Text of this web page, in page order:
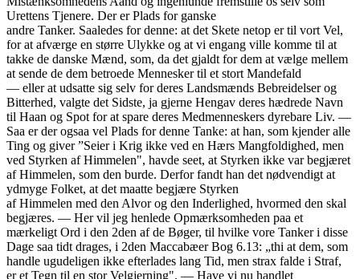
Urettens Tjenere. Der er Plads for ganske
andre Tanker. Saaledes for denne: at det Skete netop er til vort Vel,
for at afværge en større Ulykke og at vi engang ville komme til at
takke de danske Mænd, som, da det gjaldt for dem at vælge mellem
at sende de dem betroede Mennesker til et stort Mandefald
— eller at udsatte sig selv for deres Landsmænds Bebreidelser og
Bitterhed, valgte det Sidste, ja gjerne Hengav deres hædrede Navn
til Haan og Spot for at spare deres Medmenneskers dyrebare Liv. —
Saa er der ogsaa vel Plads for denne Tanke: at han, som kjender alle
Ting og giver ”Seier i Krig ikke ved en Hærs Mangfoldighed, men
ved Styrken af Himmelen", havde seet, at Styrken ikke var begjæret
af Himmelen, som den burde. Derfor fandt han det nødvendigt at
ydmyge Folket, at det maatte begjære Styrken
af Himmelen med den Alvor og den Inderlighed, hvormed den skal
begjæres. — Her vil jeg henlede Opmærksomheden paa et
mærkeligt Ord i den 2den af de Bøger, til hvilke vore Tanker i disse
Dage saa tidt drages, i 2den Maccabæer Bog 6.13: „thi at dem, som
handle ugudeligen ikke efterlades lang Tid, men strax falde i Straf,
er et Tegn til en stor Velgjerning". — Have vi nu handlet